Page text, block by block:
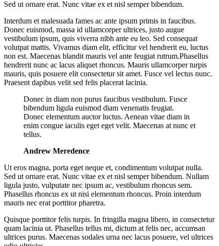
Sed ut ornare erat. Nunc vitae ex et nisl semper bibendum.
Interdum et malesuada fames ac ante ipsum primis in faucibus.
Donec euismod, massa id ullamcorper ultrices, justo augue
vestibulum ipsum, quis viverra nibh ante eu leo. Sed consequat
volutpat mattis. Vivamus diam elit, efficitur vel hendrerit eu, luctus
non est. Maecenas blandit mauris vel ante feugiat rutrum.Phasellus
hendrerit nunc ac lacus aliquet rhoncus. Mauris ullamcorper turpis
mauris, quis posuere elit consectetur sit amet. Fusce vel lectus nunc.
Praesent dapibus velit sed felis placerat lacinia.
Donec in diam non purus faucibus vestibulum. Fusce
bibendum ligula euismod diam venenatis feugiat.
Donec elementum auctor luctus. Aenean vitae diam in
enim congue iaculis eget eget velit. Maecenas at nunc et
tellus.
Andrew Meredence
Ut eros magna, porta eget neque et, condimentum volutpat nulla.
Sed ut ornare erat. Nunc vitae ex et nisl semper bibendum. Nullam
ligula justo, vulputate nec ipsum ac, vestibulum rhoncus sem.
Phasellus rhoncus ex ut nisi elementum rhoncus. Proin interdum
mauris nec erat porttitor pharetra.
Quisque porttitor felis turpis. In fringilla magna libero, in consectetur
quam lacinia ut. Phasellus tellus mi, dictum at felis nec, accumsan
ultrices purus. Maecenas sodales urna nec lacus posuere, vel ultrices